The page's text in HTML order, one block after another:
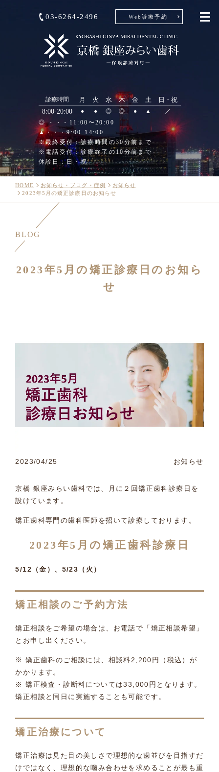
03-6264-2496 Web診療予約
診療時間 月 火 水 木 金 土
日・祝
8:00-20:00
● ● ◎ ◎ ● ▲
／
◎ ・・・11:00〜20:00
▲・・・9:00-14:00
※最終受付：診療時間の30分前まで
※電話受付：診療終了の10分前まで
休診日：日・祝
HOME お知らせ・ブログ・症例
お知らせ
2023年5月の矯正診療日のお知らせ
BLOG
2023年5月の矯正診療日のお知ら
せ
2023/04/25 お知らせ
京橋 銀座みらい歯科では、月に２回矯正歯科診療日を
設けています。
矯正歯科専門の歯科医師を招いて診療しております。
2023年5月の矯正歯科診療日
5/12（金）、5/23（火）
矯正相談のご予約方法
矯正相談をご希望の場合は、お電話で「矯正相談希望」
とお申し出ください。
※ 矯正歯科のご相談には、相談料2,200円（税込）が
かかります。
※ 矯正検査・診断料については33,000円となります。
矯正相談と同日に実施することも可能です。
矯正治療について
矯正治療は見た目の美しさで理想的な歯並びを目指すだ
けではなく、理想的な噛み合わせを求めることが最も重